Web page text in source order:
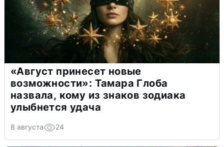
«Август принесет новые
возможности»: Тамара Глоба
назвала, кому из знаков зодиака
улыбнется удача
8 августа 24